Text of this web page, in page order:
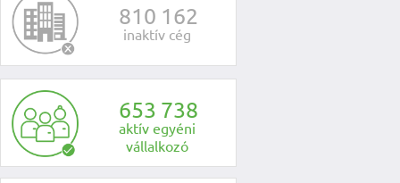
810 162
inaktív cég
653 738
aktív egyéni
vállalkozó